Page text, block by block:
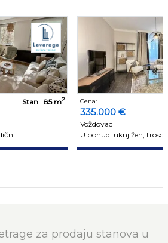
Stan| 85 m2
...
Cena:
335.000 €
Voždovac
U ponudi uknjižen,
za prodaju stanova u